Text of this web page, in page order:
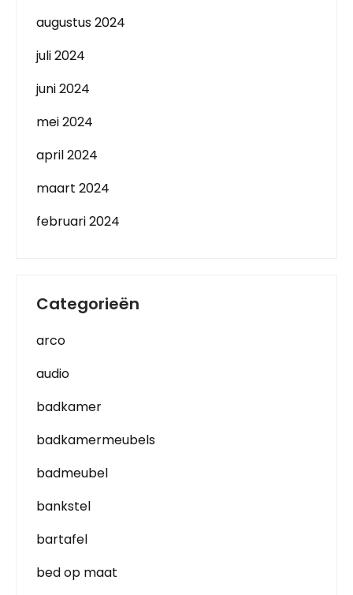
augustus 2024
juli 2024
juni 2024
mei 2024
april 2024
maart 2024
februari 2024
Categorieën
arco
audio
badkamer
badkamermeubels
badmeubel
bankstel
bartafel
bed op maat